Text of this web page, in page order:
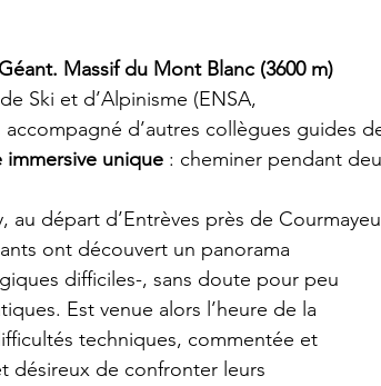
Massif du Mont Blanc (3600 m)
Ski et d’Alpinisme (ENSA,
d’autres collègues guides
unique : cheminer pendant
départ d’Entrèves près de
ont découvert un panorama
difficiles-, sans doute pour peu
Est venue alors l’heure de la
techniques, commentée et
désireux de confronter leurs